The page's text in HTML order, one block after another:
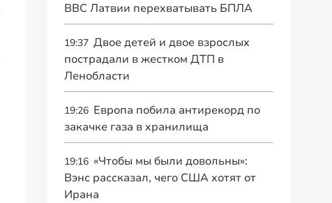
ВВС Латвии перехватывать БПЛА
19:37 Двое детей и двое взрослых
пострадали в жестком ДТП в
Ленобласти
19:26 Европа побила антирекорд по
закачке газа в хранилища
19:16 «Чтобы мы были довольны»:
Вэнс рассказал, чего США хотят от
Ирана